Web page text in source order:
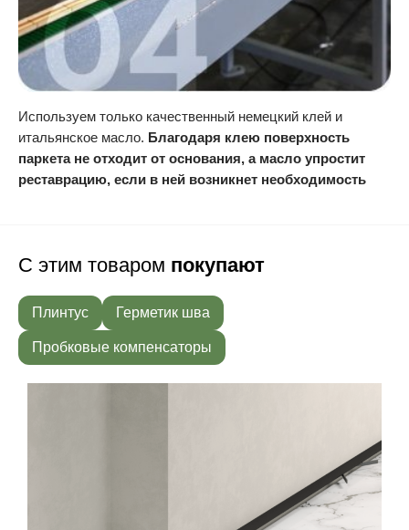
Используем только качественный немецкий клей и
итальянское масло. Благодаря клею поверхность
паркета не отходит от основания, а масло упростит
реставрацию, если в ней возникнет необходимость
С этим товаром покупают
Плинтус Герметик шва
Пробковые компенсаторы